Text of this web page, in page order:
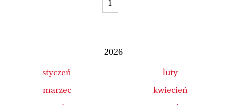
1
2026
styczeń
luty
marzec
kwiecień